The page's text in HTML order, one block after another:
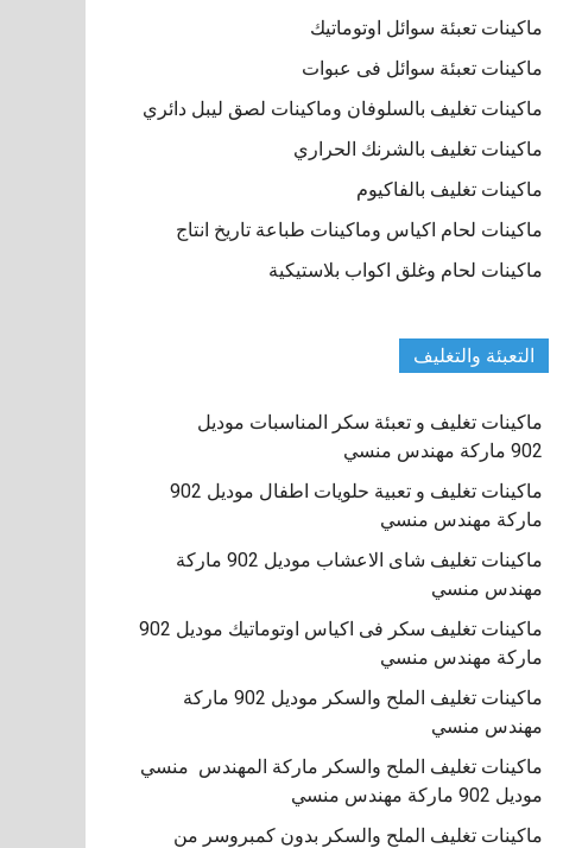
ماكينات تعبئة سوائل اوتوماتيك
ماكينات تعبئة سوائل فى عبوات
ماكينات تغليف بالسلوفان وماكينات لصق ليبل دائري
ماكينات تغليف بالشرنك الحراري
ماكينات تغليف بالفاكيوم
ماكينات لحام اكياس وماكينات طباعة تاريخ انتاج
ماكينات لحام وغلق اكواب بلاستيكية
التعبئة والتغليف
ماكينات تغليف و تعبئة سكر المناسبات موديل
902 ماركة مهندس منسي
ماكينات تغليف و تعبية حلويات اطفال موديل 902
ماركة مهندس منسي
ماكينات تغليف شاى الاعشاب موديل 902 ماركة
مهندس منسي
ماكينات تغليف سكر فى اكياس اوتوماتيك موديل 902
ماركة مهندس منسي
ماكينات تغليف الملح والسكر موديل 902 ماركة
مهندس منسي
‏‏ماكينات تغليف الملح والسكر ماركة المهندس منسي
موديل 902 ماركة مهندس منسي
ماكينات تغليف الملح والسكر بدون كمبروسر من